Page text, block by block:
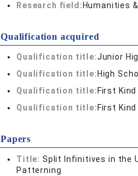
Research field: Humanities
Qualification acquired
Qualification title:Junior
Qualification title: High
Qualification title: First
Qualification title: First
Papers
Title: Split Infinitives in the
Patterning